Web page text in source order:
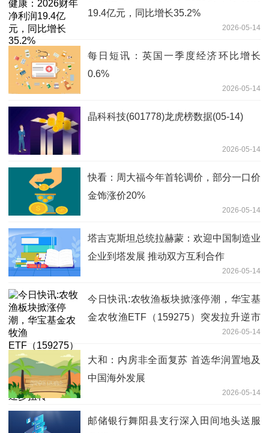
19.4亿元，同比增长35.2%
2026-05-14
每日短讯：英国一季度经济环比增长
0.6%
2026-05-14
晶科科技(601778)龙虎榜数据(05-14)
2026-05-14
快看：周大福今年首轮调价，部分一口价
金饰涨价20%
2026-05-14
塔吉克斯坦总统拉赫蒙：欢迎中国制造业
企业到塔发展 推动双方互利合作
2026-05-14
今日快讯:农牧渔板块掀涨停潮，华宝基
金农牧渔ETF（159275）突发拉升逆市
上探1.29%！机构高呼悲观预期或逐步扭
转
2026-05-14
大和：内房非全面复苏 首选华润置地及
中国海外发展
2026-05-14
邮储银行舞阳县支行深入田间地头送服